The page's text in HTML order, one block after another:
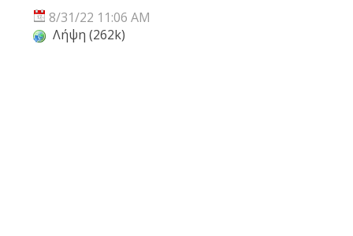
8/31/22 11:06 AM
Λήψη (262k)